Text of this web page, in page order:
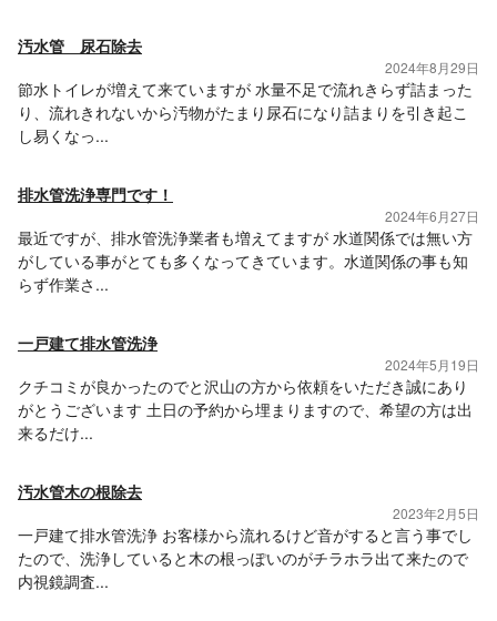
汚水管 尿石除去
2024年8月29日
節水トイレが増えて来ていますが 水量不足で流れきらず詰まった
り、流れきれないから汚物がたまり尿石になり詰まりを引き起こ
し易くなっ...
排水管洗浄専門です！
2024年6月27日
最近ですが、排水管洗浄業者も増えてますが 水道関係では無い方
がしている事がとても多くなってきています。水道関係の事も知
らず作業さ...
一戸建て排水管洗浄
2024年5月19日
クチコミが良かったのでと沢山の方から依頼をいただき誠にあり
がとうございます 土日の予約から埋まりますので、希望の方は出
来るだけ...
汚水管木の根除去
2023年2月5日
一戸建て排水管洗浄 お客様から流れるけど音がすると言う事でし
たので、洗浄していると木の根っぽいのがチラホラ出て来たので
内視鏡調査...